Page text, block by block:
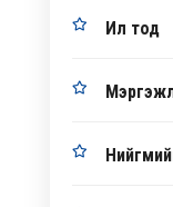
Ил тод